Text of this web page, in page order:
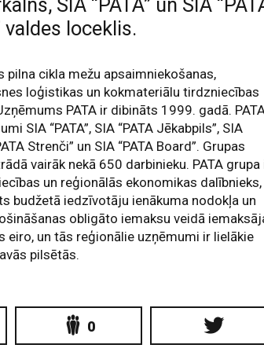
SIA “PATA” un SIA
valdes loceklis.
pilna cikla mežu apsaimniekošanas,
loģistikas un kokmateriālu tirdzniecības
PATA ir dibināts 1999. gadā.
SIA “PATA”, SIA “PATA Jēkabpils”, SIA
Strenči” un SIA “PATA Board”. Grupas
vairāk nekā 650 darbinieku. PATA grupa
un reģionālās ekonomikas dalībnieks,
budžetā iedzīvotāju ienākuma nodokļa un
obligāto iemaksu veidā
eiro, un tās reģionālie uzņēmumi ir lielākie
pilsētās.
0